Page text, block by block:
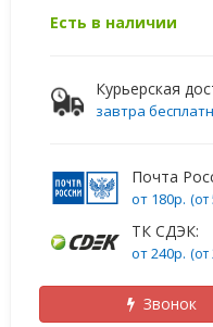
Есть в наличии
Курьерская
завтра
Почта
от 180р.
ТК СДЭК:
от 240р.
Звонок